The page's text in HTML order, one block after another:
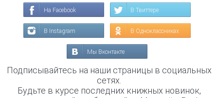
На Facebook В Твиттере
В Instagram В Одноклассниках
Мы Вконтакте
Подписывайтесь на наши страницы в социальных
сетях.
Будьте в курсе последних книжных новинок,